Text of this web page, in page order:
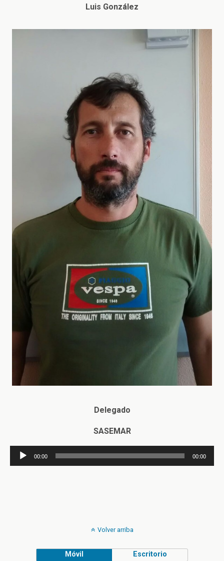
Luis González
Delegado
SASEMAR
Reproductor
de
00:00 00:00
Volver arriba
Móvil Escritorio